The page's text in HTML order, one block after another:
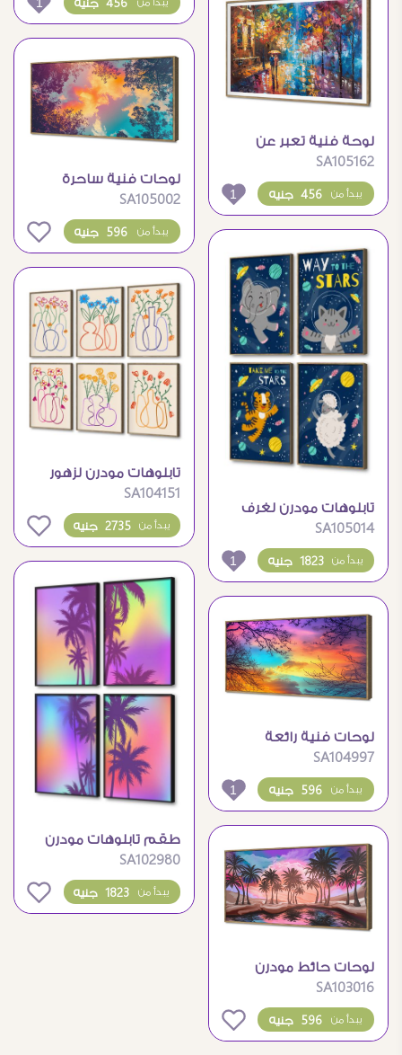
لوحة فنية تعبر عن
الرومانسية تحت المطر
SA105162
456 جنيه يبدأ من 1
456 جنيه يبدأ من
تابلوهات مودرن لغرف
الأطفال بتصاميم فضاء
كرتونية
SA105014
1823 جنيه يبدأ من 1
لوحات فنية ساحرة
للأشجار تحت سماء
الغروب الملونة
SA105002
596 جنيه يبدأ من
لوحات فنية رائعة
تجسد سحر غروب
الشمس الخلاب
SA104997
596 جنيه يبدأ من 1
تابلوهات مودرن لزهور
ملونة بتصميم خطي
بسيط
SA104151
2735 جنيه يبدأ من 0
لوحات حائط مودرن
واحة الغروب مع النخيل
SA103016
596 جنيه يبدأ من 0
طقم تابلوهات مودرن
بنقشة النخيل وألوان
جذابة
SA102980
1823 جنيه يبدأ من 0